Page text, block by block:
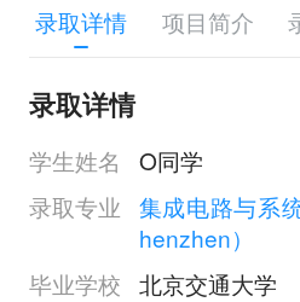
录取详情 项目简介
录取详情
学生姓名
O同学
录取专业 集成电路与系
henzhen）
毕业学校 北京交通大学